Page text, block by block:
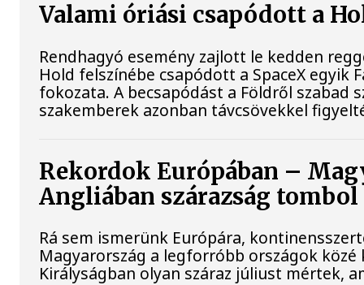
Valami óriási csapódott a
Rendhagyó esemény zajlott le kedden
Hold felszínébe csapódott a SpaceX egyik
fokozata. A becsapódást a Földről szabad
szakemberek azonban távcsövekkel
Rekordok Európában –
Angliában szárazság tombol
Rá sem ismerünk Európára,
Magyarország a legforróbb országok
Királyságban olyan száraz júliust mértek,